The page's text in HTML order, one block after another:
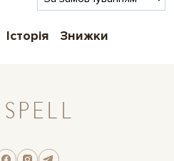
Історія Знижки